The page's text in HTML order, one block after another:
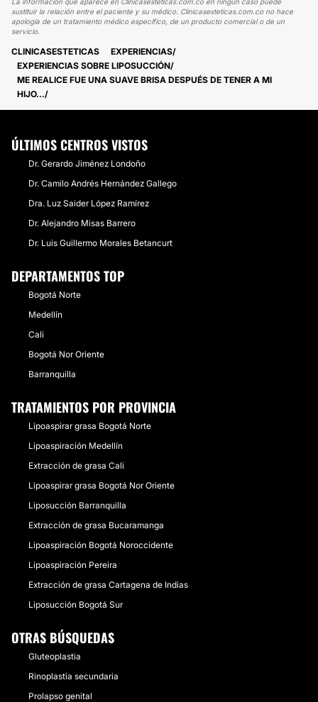
sustituir la relación entre el paciente y su médico. Clinicasesteticas.com.co no hace
apología de un tratamiento médico específico, de un producto comercial o de un
servicio.
CLINICASESTETICAS
EXPERIENCIAS
EXPERIENCIAS SOBRE LIPOSUCCIÓN
ME REALICE FUE UNA SUAVE BRISA DESPUÉS DE TENER A MI
HIJO...
ÚLTIMOS CENTROS VISTOS
Dr. Gerardo Jiménez Londoño
Dr. Camilo Andrés Hernández Gallego
Dra. Luz Saider López Ramírez
Dr. Alejandro Misas Barrero
Dr. Luis Guillermo Morales Betancurt
DEPARTAMENTOS TOP
Bogotá Norte
Medellín
Cali
Bogotá Nor Oriente
Barranquilla
TRATAMIENTOS POR PROVINCIA
Lipoaspirar grasa Bogotá Norte
Lipoaspiración Medellín
Extracción de grasa Cali
Lipoaspirar grasa Bogotá Nor Oriente
Liposucción Barranquilla
Extracción de grasa Bucaramanga
Lipoaspiración Bogotá Noroccidente
Lipoaspiración Pereira
Extracción de grasa Cartagena de Indias
Liposucción Bogotá Sur
OTRAS BÚSQUEDAS
Gluteoplastia
Rinoplastia secundaria
Prolapso genital